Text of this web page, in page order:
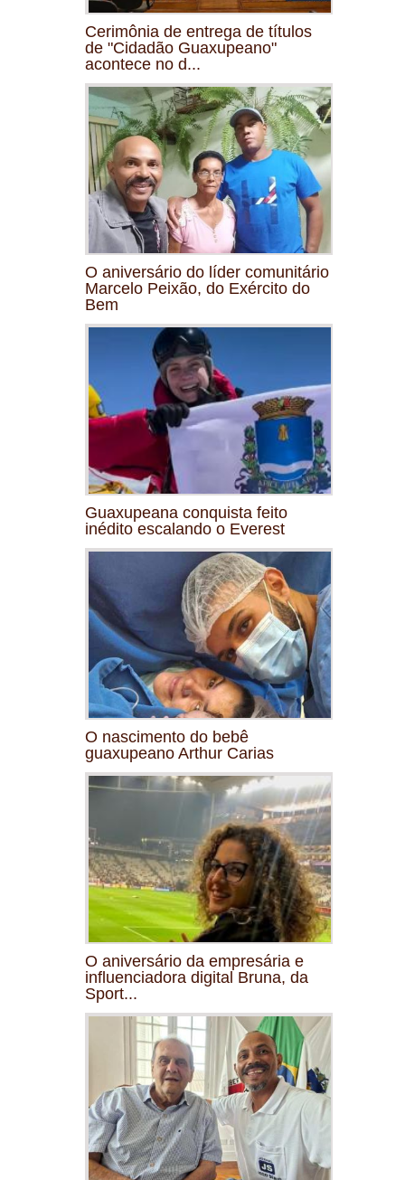
Cerimônia de entrega de títulos
de "Cidadão Guaxupeano"
acontece no d...
O aniversário do líder comunitário
Marcelo Peixão, do Exército do
Bem
Guaxupeana conquista feito
inédito escalando o Everest
O nascimento do bebê
guaxupeano Arthur Carias
O aniversário da empresária e
influenciadora digital Bruna, da
Sport...